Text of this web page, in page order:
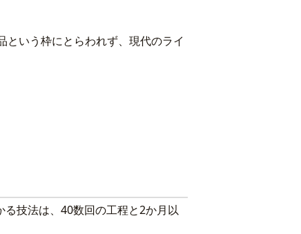
いう枠にとらわれず、現代のライ
技法は、40数回の工程と2か月以